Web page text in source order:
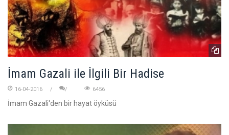
İmam Gazali ile İlgili Bir Hadise
16-04-2016 6456
İmam Gazali'den bir hayat öyküsü